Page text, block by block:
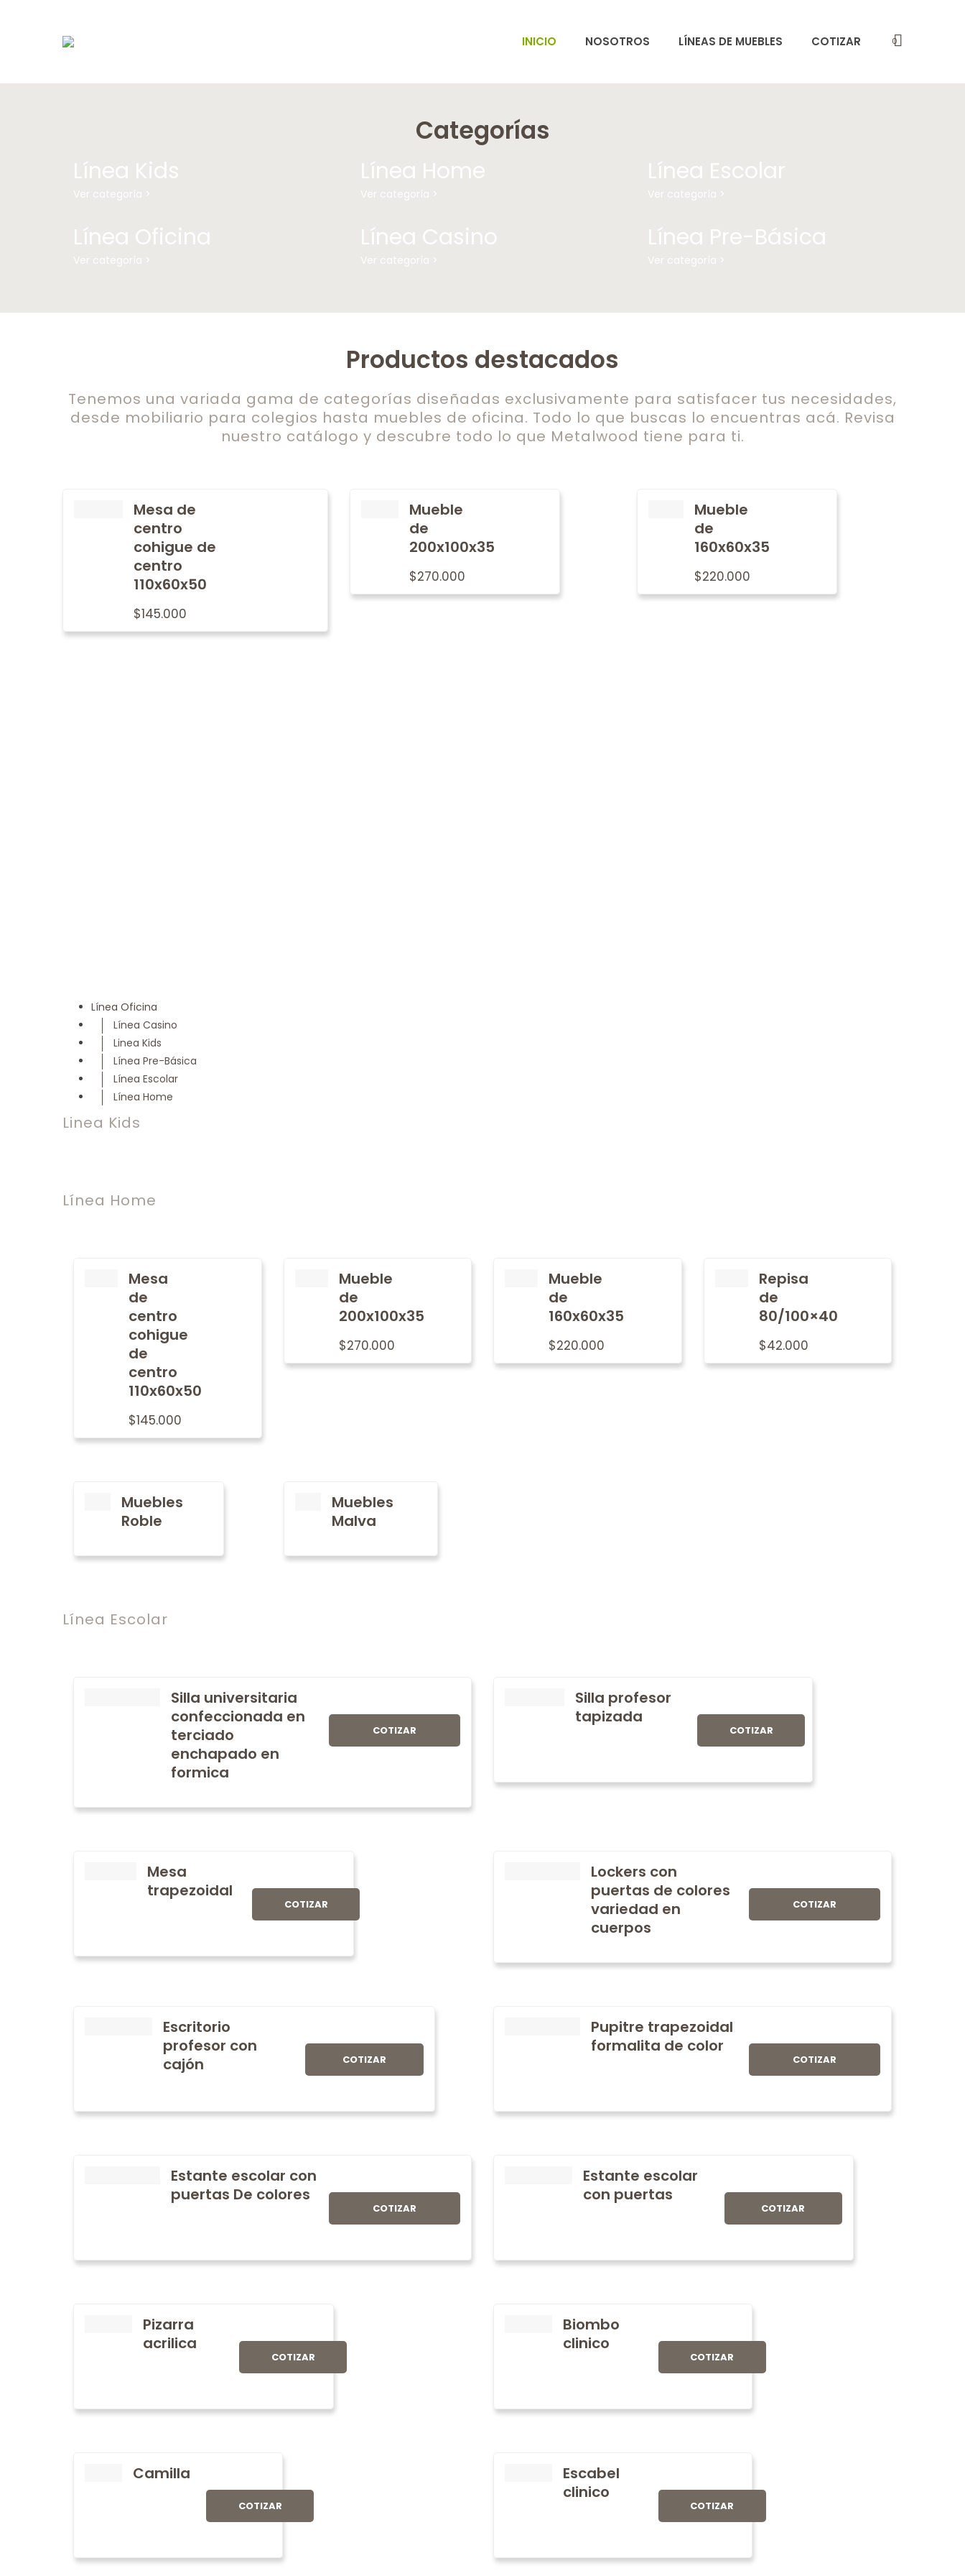
INICIO NOSOTROS LÍNEAS DE MUEBLES COTIZAR 0
Categorías
Línea Kids
Ver categoría >
Línea Home
Ver categoría >
Línea Escolar
Ver categoría >
Línea Oficina
Ver categoría >
Línea Casino
Ver categoría >
Línea Pre-Básica
Ver categoría >
Productos destacados
Tenemos una variada gama de categorías diseñadas exclusivamente para satisfacer tus necesidades,
desde mobiliario para colegios hasta muebles de oficina. Todo lo que buscas lo encuentras acá. Revisa
nuestro catálogo y descubre todo lo que Metalwood tiene para ti.
Mesa de
centro
cohigue de
centro
110x60x50
$145.000
Mueble
de
200x100x35
$270.000
Mueble
de
160x60x35
$220.000
Línea Oficina
Línea Casino
Linea Kids
Línea Pre-Básica
Línea Escolar
Línea Home
Linea Kids
Línea Home
Mesa
de
centro
cohigue
de
centro
110x60x50
$145.000
Mueble
de
200x100x35
$270.000
Mueble
de
160x60x35
$220.000
Repisa
de
80/100×40
$42.000
Muebles
Roble
Muebles
Malva
Línea Escolar
Silla universitaria
confeccionada en
terciado
enchapado en
formica
COTIZAR
Silla profesor
tapizada
COTIZAR
Mesa
trapezoidal
COTIZAR
Lockers con
puertas de colores
variedad en
cuerpos
COTIZAR
Escritorio
profesor con
cajón
COTIZAR
Pupitre trapezoidal
formalita de color
COTIZAR
Estante escolar con
puertas De colores
COTIZAR
Estante escolar
con puertas
COTIZAR
Pizarra
acrilica
COTIZAR
Biombo
clinico
COTIZAR
Camilla
COTIZAR
Escabel
clinico
COTIZAR